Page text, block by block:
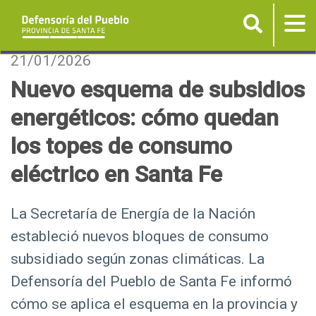
P
Buscar
21/01/2026
Nuevo esquema de subsidios
energéticos: cómo quedan
los topes de consumo
eléctrico en Santa Fe
La Secretaría de Energía de la Nación
estableció nuevos bloques de consumo
subsidiado según zonas climáticas. La
Defensoría del Pueblo de Santa Fe informó
cómo se aplica el esquema en la provincia y